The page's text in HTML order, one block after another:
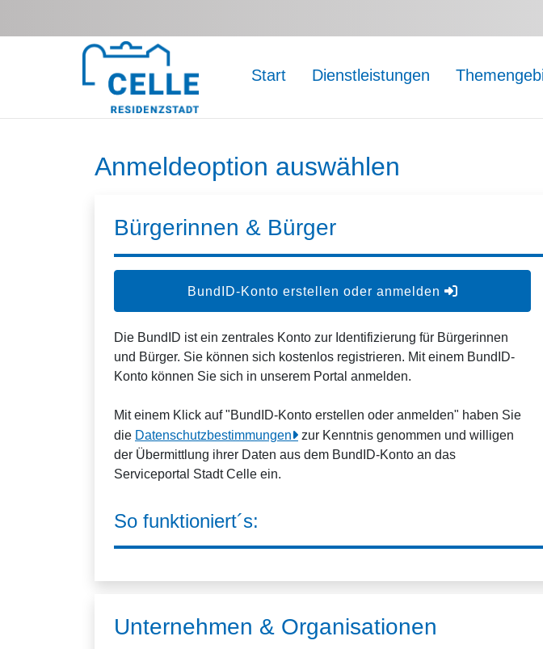
Start Dienstleistungen
Anmeldeoption auswählen
Bürgerinnen & Bürger
BundID-Konto erstellen oder anmelden
Die BundID ist ein zentrales Konto zur Identifizierung für Bürgerinnen
und Bürger. Sie können sich kostenlos registrieren. Mit einem BundID-
Konto können Sie sich in unserem Portal anmelden.
Mit einem Klick auf "BundID-Konto erstellen oder anmelden" haben Sie
die Datenschutzbestimmungen
zur Kenntnis genommen und willigen
der Übermittlung ihrer Daten aus dem BundID-Konto an das
Serviceportal Stadt Celle ein.
So funktioniert´s:
Unternehmen & Organisationen